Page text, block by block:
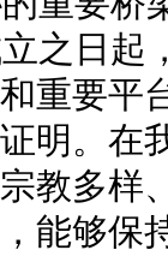
日起
重要平
明。在
教多样
能够保